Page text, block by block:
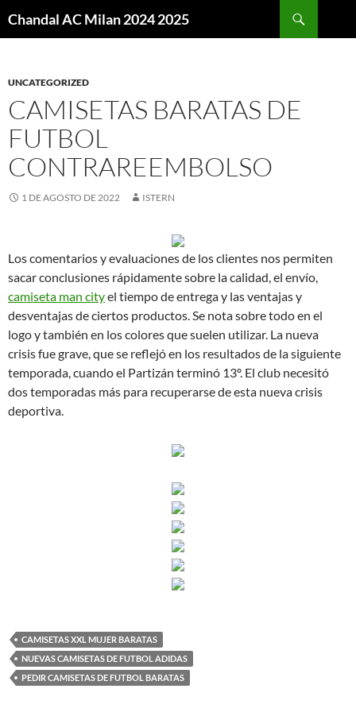
Chandal AC Milan 2024 2025
UNCATEGORIZED
CAMISETAS BARATAS DE
FUTBOL
CONTRAREEMBOLSO
1 DE AGOSTO DE 2022 ISTERN
Los comentarios y evaluaciones de los clientes nos permiten
sacar conclusiones rápidamente sobre la calidad, el envío,
camiseta man cityel tiempo de entrega y las ventajas y
desventajas de ciertos productos. Se nota sobre todo en el
logo y también en los colores que suelen utilizar. La nueva
crisis fue grave, que se reflejó en los resultados de la siguiente
temporada, cuando el Partizán terminó 13º. El club necesitó
dos temporadas más para recuperarse de esta nueva crisis
deportiva.
CAMISETAS XXL MUJER BARATAS
NUEVAS CAMISETAS DE FUTBOL ADIDAS
PEDIR CAMISETAS DE FUTBOL BARATAS